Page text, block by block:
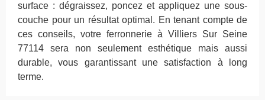
surface : dégraissez, poncez et appliquez une sous-
couche pour un résultat optimal. En tenant compte de
ces conseils, votre ferronnerie à Villiers Sur Seine
77114 sera non seulement esthétique mais aussi
durable, vous garantissant une satisfaction à long
terme.